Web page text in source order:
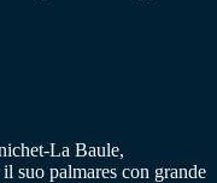
La Baule,
suo palmares con grande